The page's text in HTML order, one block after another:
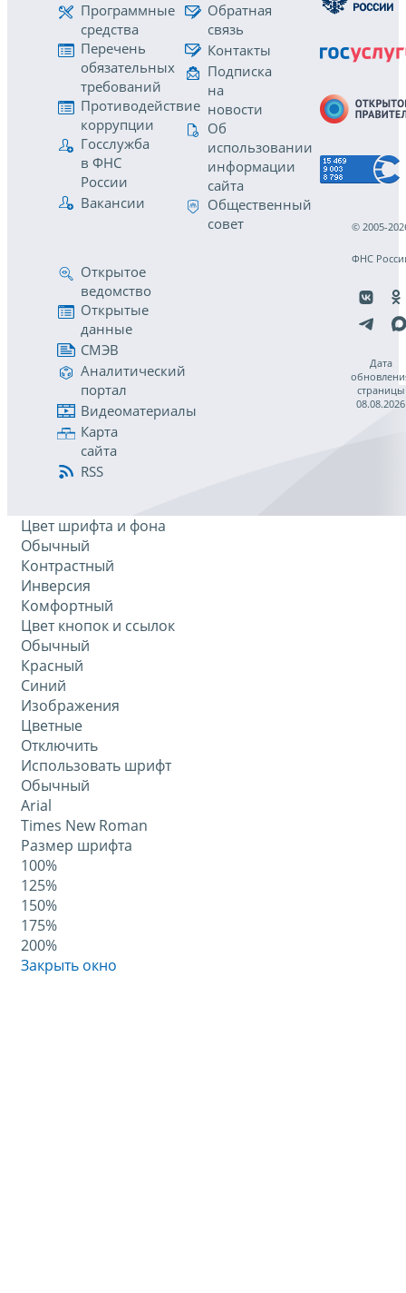
Программные
средства
Перечень
обязательных
требований
Противодействие
коррупции
Госслужба
в ФНС
России
Вакансии
Обратная
связь
Контакты
Подписка
на
новости
Об
использовании
информации
сайта
Общественный
совет
Открытое
ведомство
Открытые
данные
СМЭВ
Аналитический
портал
Видеоматериалы
Карта
сайта
RSS
© 2005-
ФНС
Дата
страницы
08.08.2026
Цвет шрифта и фона
Обычный
Контрастный
Инверсия
Комфортный
Цвет кнопок и ссылок
Обычный
Красный
Синий
Изображения
Цветные
Отключить
Использовать шрифт
Обычный
Arial
Times New Roman
Размер шрифта
100%
125%
150%
175%
200%
Закрыть окно